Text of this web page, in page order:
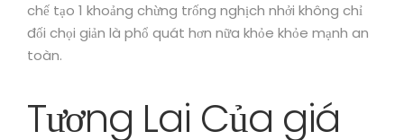
chế tạo 1 khoảng chừng trống nghịch nhởi không chỉ
đối chọi giản là phổ quát hơn nữa khỏe khỏe mạnh an
toàn.
Tương Lai Của giá